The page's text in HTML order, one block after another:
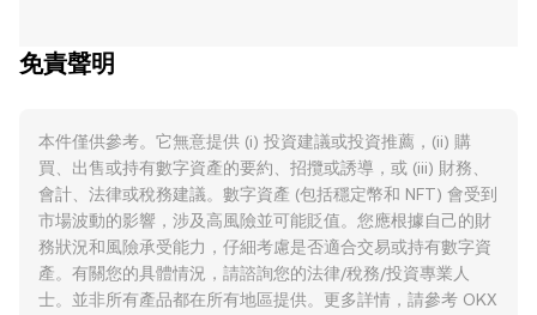
免責聲明
本件僅供參考。它無意提供 (i) 投資建議或投資推薦，(ii) 購
買、出售或持有數字資產的要約、招攬或誘導，或 (iii) 財務、
會計、法律或稅務建議。數字資產 (包括穩定幣和 NFT) 會受到
市場波動的影響，涉及高風險並可能貶值。您應根據自己的財
務狀況和風險承受能力，仔細考慮是否適合交易或持有數字資
產。有關您的具體情況，請諮詢您的法律/稅務/投資專業人
士。並非所有產品都在所有地區提供。更多詳情，請參考 OKX